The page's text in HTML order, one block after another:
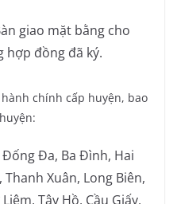
giao mặt bằng cho
hợp đồng đã ký.
chính cấp huyện, bao
Đa, Ba Đình, Hai
Xuân, Long Biên,
Tây Hồ, Cầu Giấy,